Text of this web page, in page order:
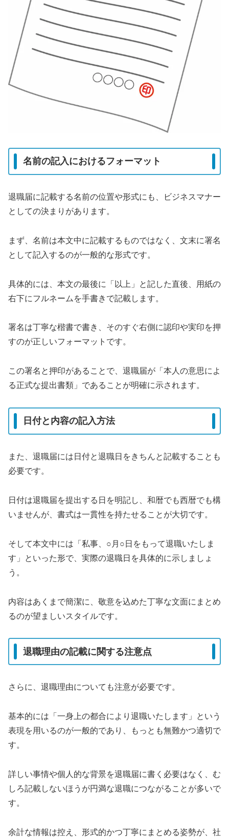
名前の記入におけるフォーマット
退職届に記載する名前の位置や形式にも、ビジネスマナー
としての決まりがあります。
まず、名前は本文中に記載するものではなく、文末に署名
として記入するのが一般的な形式です。
具体的には、本文の最後に「以上」と記した直後、用紙の
右下にフルネームを手書きで記載します。
署名は丁寧な楷書で書き、そのすぐ右側に認印や実印を押
すのが正しいフォーマットです。
この署名と押印があることで、退職届が「本人の意思によ
る正式な提出書類」であることが明確に示されます。
日付と内容の記入方法
また、退職届には日付と退職日をきちんと記載することも
必要です。
日付は退職届を提出する日を明記し、和暦でも西暦でも構
いませんが、書式は一貫性を持たせることが大切です。
そして本文中には「私事、○月○日をもって退職いたしま
す」といった形で、実際の退職日を具体的に示しましょ
う。
内容はあくまで簡潔に、敬意を込めた丁寧な文面にまとめ
るのが望ましいスタイルです。
退職理由の記載に関する注意点
さらに、退職理由についても注意が必要です。
基本的には「一身上の都合により退職いたします」という
表現を用いるのが一般的であり、もっとも無難かつ適切で
す。
詳しい事情や個人的な背景を退職届に書く必要はなく、む
しろ記載しないほうが円満な退職につながることが多いで
す。
余計な情報は控え、形式的かつ丁寧にまとめる姿勢が、社